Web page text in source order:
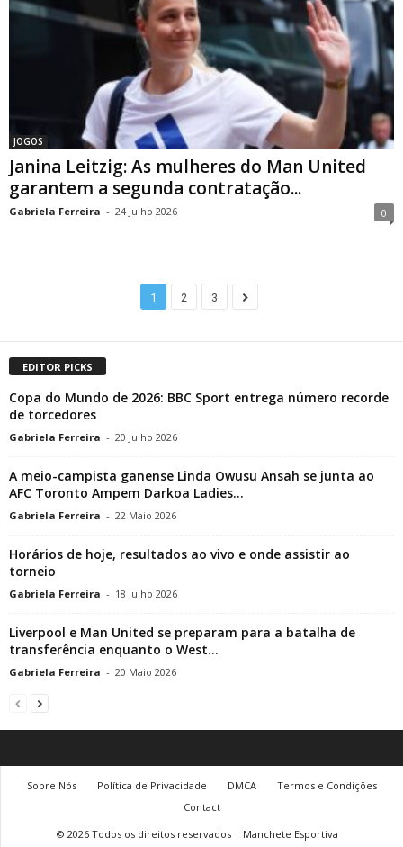
JOGOS
Janina Leitzig: As mulheres do Man United
garantem a segunda contratação...
Gabriela Ferreira - 24 Julho 2026 0
1 2 3
EDITOR PICKS
Copa do Mundo de 2026: BBC Sport entrega número recorde
de torcedores
Gabriela Ferreira - 20 Julho 2026
A meio-campista ganense Linda Owusu Ansah se junta ao
AFC Toronto Ampem Darkoa Ladies...
Gabriela Ferreira - 22 Maio 2026
Horários de hoje, resultados ao vivo e onde assistir ao
torneio
Gabriela Ferreira - 18 Julho 2026
Liverpool e Man United se preparam para a batalha de
transferência enquanto o West...
Gabriela Ferreira - 20 Maio 2026
Sobre Nós Política de Privacidade DMCA
Termos e Condições
Contact
© 2026 Todos os direitos reservados
Manchete Esportiva